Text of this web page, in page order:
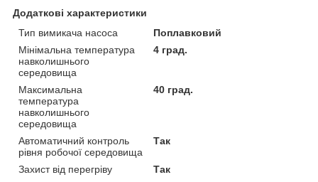
Додаткові характеристики
Тип вимикача насоса
Поплавковий
Мінімальна температура
навколишнього
середовища
4 град.
Максимальна
температура
навколишнього
середовища
40 град.
Автоматичний контроль
рівня робочої середовища
Так
Захист від перегріву
Так